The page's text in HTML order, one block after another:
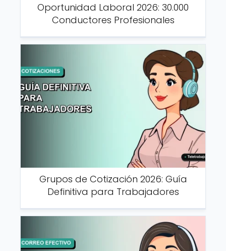
Oportunidad Laboral 2026: 30.000
Conductores Profesionales
Grupos de Cotización 2026: Guía
Definitiva para Trabajadores